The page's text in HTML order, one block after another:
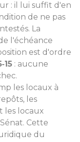
: il lui suffit d'en
de ne pas
La
l'échéance
est d'ordre
: aucune
les locaux à
les
les locaux
Cette
du